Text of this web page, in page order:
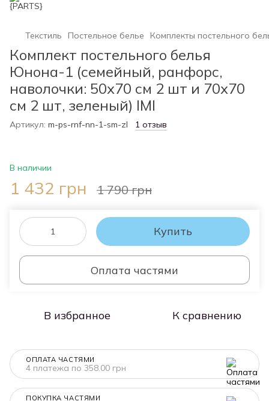
Текстиль Постельное белье Комплекты постельного
Комплект постельного белья
Юнона-1 (семейный, ранфорс,
наволочки: 50х70 см 2 шт и 70х70
см 2 шт, зеленый) IMI
Артикул: m-ps-rnf-nn-1-sm-zl 1 отзыв
В наличии
1 432 грн 1 790 грн
Купить
Оплата частями
В избранное К сравнению
ОПЛАТА ЧАСТЯМИ
4 платежа по 358.00 грн
ПОКУПКА ЧАСТЯМИ